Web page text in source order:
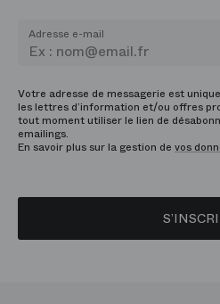
Adresse e-mail
Votre adresse de messagerie est
les lettres d’information et/ou offres
tout moment utiliser le lien de
emailings.
En savoir plus sur la gestion de vos